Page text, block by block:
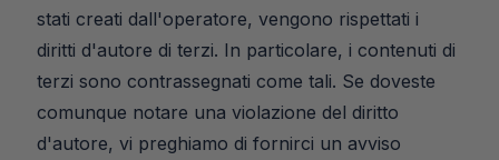
stati creati dall'operatore, vengono rispettati i
diritti d'autore di terzi. In particolare, i contenuti di
terzi sono contrassegnati come tali. Se doveste
comunque notare una violazione del diritto
d'autore, vi preghiamo di fornirci un avviso